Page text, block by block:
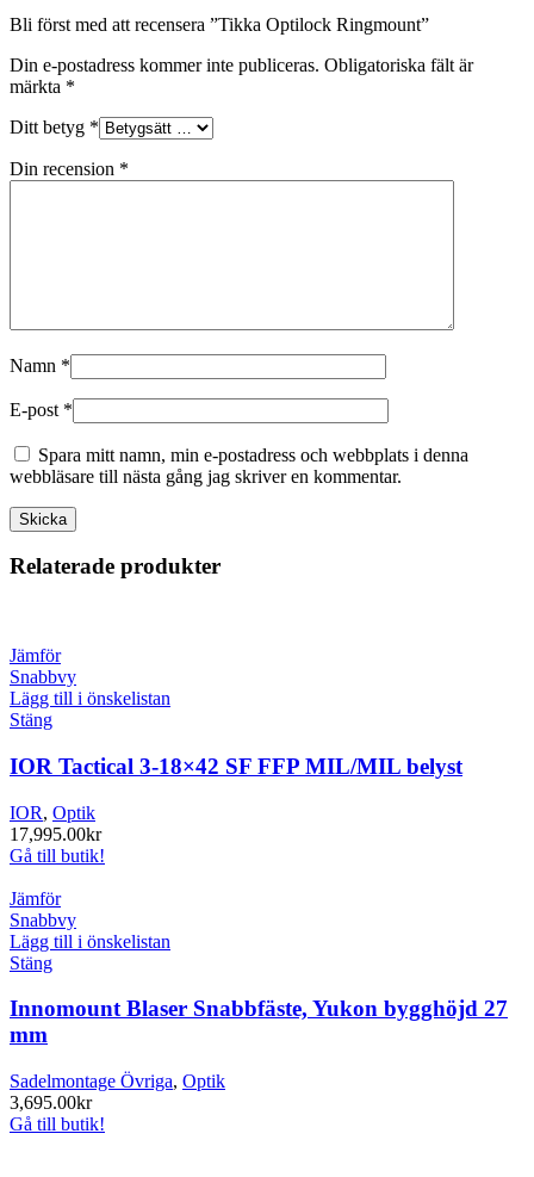
Bli först med att recensera ”Tikka Optilock Ringmount”
Din e-postadress kommer inte publiceras. Obligatoriska fält är
märkta *
Ditt betyg *
Din recension *
Namn *
E-post *
Spara mitt namn, min e-postadress och webbplats i denna
webbläsare till nästa gång jag skriver en kommentar.
Relaterade produkter
Jämför
Snabbvy
Lägg till i önskelistan
Stäng
IOR Tactical 3-18×42 SF FFP MIL/MIL belyst
IOR, Optik
17,995.00kr
Gå till butik!
Jämför
Snabbvy
Lägg till i önskelistan
Stäng
Innomount Blaser Snabbfäste, Yukon bygghöjd 27
mm
Sadelmontage Övriga, Optik
3,695.00kr
Gå till butik!